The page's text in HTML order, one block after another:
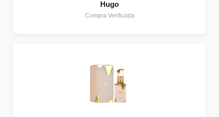
Hugo
Compra Verificada